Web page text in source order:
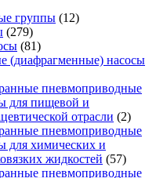
группы (12)
(279)
(81)
(диафрагменные) насосы
пневмоприводные
для пищевой и
отрасли (2)
пневмоприводные
для химических и
жидкостей (57)
пневмоприводные